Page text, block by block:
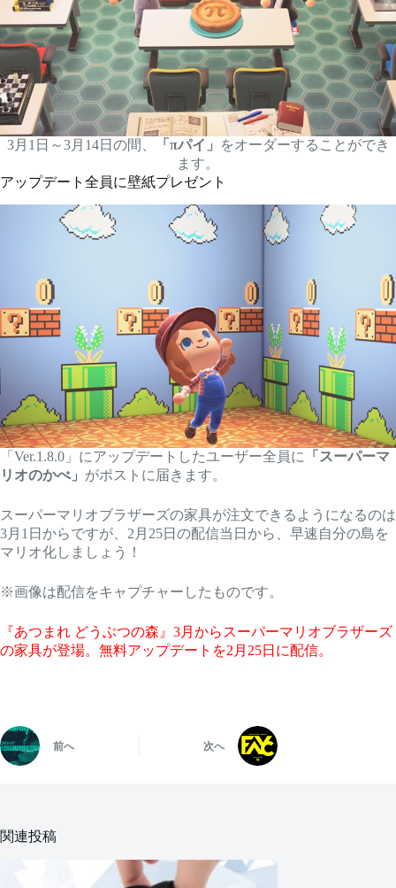
3月1日～3月14日の間、 「πパイ」
をオーダーすることができ
ます。
アップデート全員に壁紙プレゼント
「Ver.1.8.0」にアップデートしたユーザー全員に
「スーパーマ
リオのかべ」 がポストに届きます。
スーパーマリオブラザーズの家具が注文できるようになるのは
3月1日からですが、2月25日の配信当日から、早速自分の島を
マリオ化しましょう！
※画像は配信をキャプチャーしたものです。
『あつまれ どうぶつの森』3月からスーパーマリオブラザーズ
の家具が登場。無料アップデートを2月25日に配信。
前へ 次へ
関連投稿